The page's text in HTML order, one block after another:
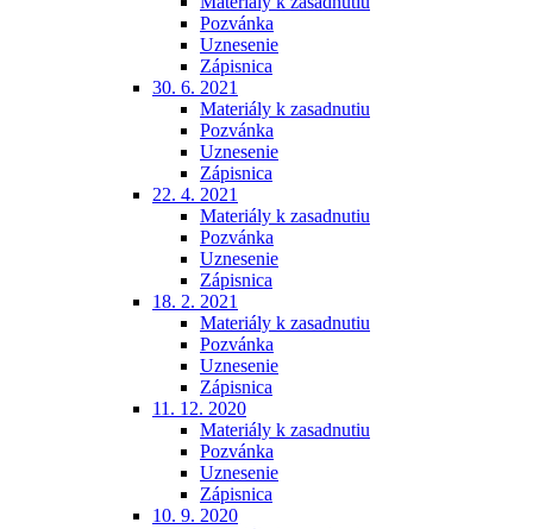
Pozvánka
Uznesenie
Zápisnica
30. 6. 2021
Materiály k zasadnutiu
Pozvánka
Uznesenie
Zápisnica
22. 4. 2021
Materiály k zasadnutiu
Pozvánka
Uznesenie
Zápisnica
18. 2. 2021
Materiály k zasadnutiu
Pozvánka
Uznesenie
Zápisnica
11. 12. 2020
Materiály k zasadnutiu
Pozvánka
Uznesenie
Zápisnica
10. 9. 2020